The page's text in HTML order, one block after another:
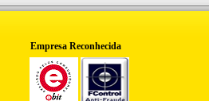
Empresa Reconhecida